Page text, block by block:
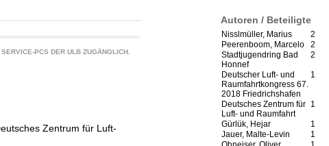
Autoren / Beteiligte
2
Nisslmüller, Marius
2
Peerenboom, Marcelo
2
Stadtjugendring Bad
Honnef
1
Deutscher Luft- und
Raumfahrtkongress 67.
2018 Friedrichshafen
1
Deutsches Zentrum für
Luft- und Raumfahrt
1
Gürlük, Hejar
1
Jauer, Malte-Levin
PCS DER ULB ZUGÄNGLICH.
Zentrum für Luft-